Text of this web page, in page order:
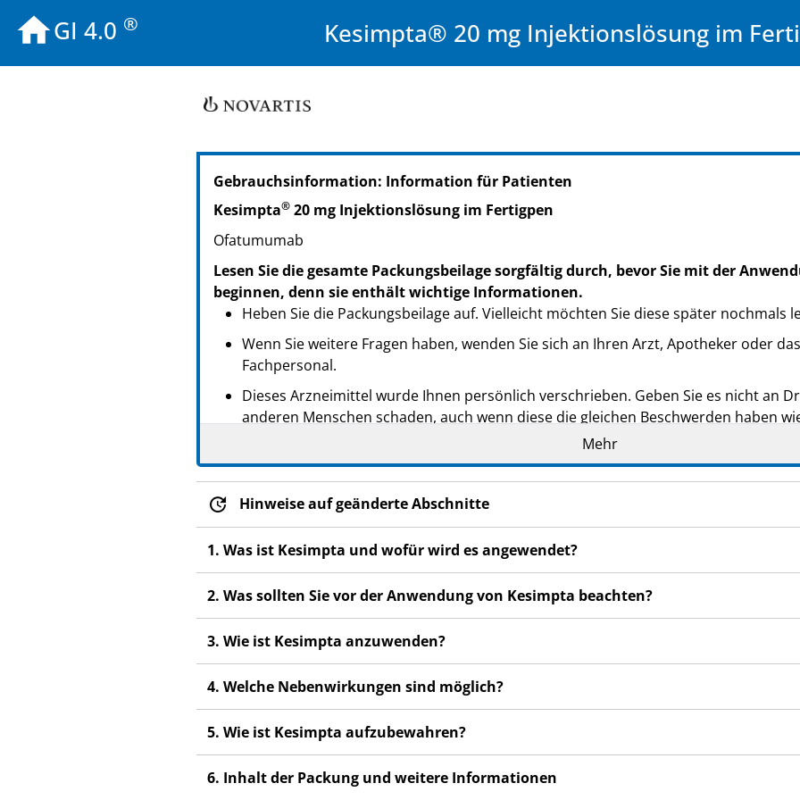
GI 4.0 ® Kesimpta® 20 mg Injektionslösung im
PZN: 16507238
PPN: 111650723883
NTIN: 04150165072384
PPN: 111650724449
NTIN: 04150165072445
PZN: 16603640
PPN: 111660364015
NTIN: 04150166036408
Gebrauchsinformation: Information für Patienten
Kesimpta® 20 mg Injektionslösung im Fertigpen
Ofatumumab
Lesen Sie die gesamte Packungsbeilage sorgfältig durch, bevor Sie mit der
beginnen, denn sie enthält wichtige Informationen.
Heben Sie die Packungsbeilage auf. Vielleicht möchten Sie diese später nochmals
Wenn Sie weitere Fragen haben, wenden Sie sich an Ihren Arzt, Apotheker oder
Fachpersonal.
Dieses Arzneimittel wurde Ihnen persönlich verschrieben. Geben Sie es nicht an
anderen Menschen schaden, auch wenn diese die gleichen Beschwerden haben
Wenn Sie Nebenwirkungen bemerken, wenden Sie sich an Ihren Arzt, Apotheker
Fachpersonal. Dies gilt auch für Nebenwirkungen, die nicht in dieser
Mehr
Hinweise auf geänderte Abschnitte
1. Was ist Kesimpta und wofür wird es angewendet?
2. Was sollten Sie vor der Anwendung von Kesimpta beachten?
3. Wie ist Kesimpta anzuwenden?
4. Welche Nebenwirkungen sind möglich?
5. Wie ist Kesimpta aufzubewahren?
6. Inhalt der Packung und weitere Informationen